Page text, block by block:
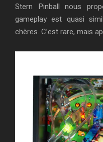
Stern Pinball nous
gameplay est quasi
chères. C’est rare, mais